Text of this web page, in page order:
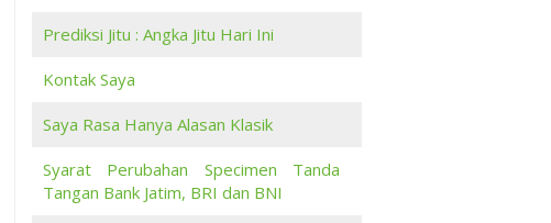
Prediksi Jitu : Angka Jitu Hari Ini
Kontak Saya
Saya Rasa Hanya Alasan Klasik
Syarat Perubahan Specimen Tanda
Tangan Bank Jatim, BRI dan BNI